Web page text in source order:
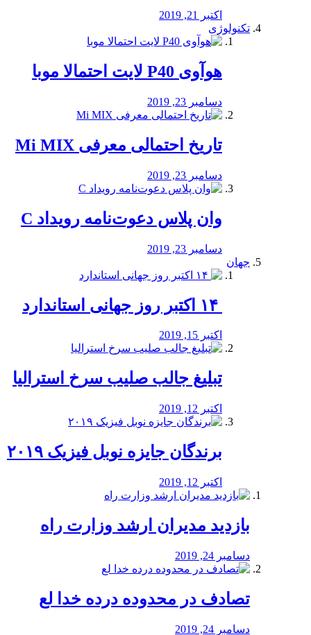
اکتبر 21, 2019
تکنولوژی
هوآوی P40 لایت احتمالا موبا
دسامبر 23, 2019
تاریخ احتمالی معرفی Mi MIX
دسامبر 23, 2019
وان پلاس دعوت‌نامه رویداد C
دسامبر 23, 2019
جهان
اکتبر 15, 2019
تبلیغ جالب صلیب سرخ استرالیا
اکتبر 12, 2019
برندگان جایزه نوبل فیزیک ۲۰۱۹
اکتبر 12, 2019
بازدید مدیران ارشد وزارت راه
دسامبر 24, 2019
تصادف در محدوده درده خدا لع
دسامبر 24, 2019